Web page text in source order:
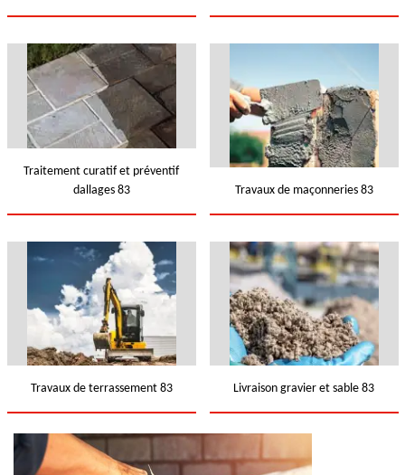
Traitement curatif et préventif
dallages 83
Travaux de maçonneries 83
Travaux de terrassement 83 Livraison gravier et sable 83